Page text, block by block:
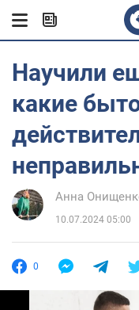
Научили
какие
Анна
10.07.2024 05:00
0